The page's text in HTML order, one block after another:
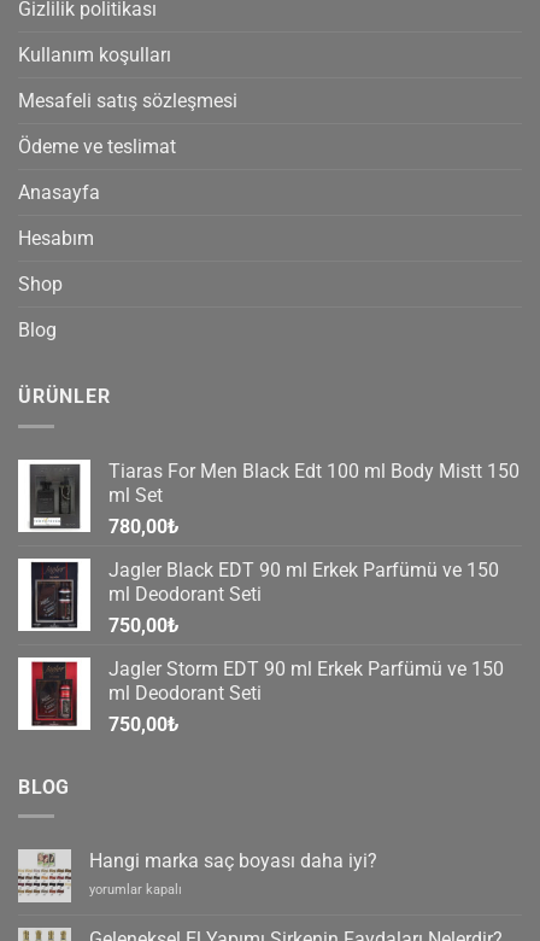
Gizlilik politikası
Kullanım koşulları
Mesafeli satış sözleşmesi
Ödeme ve teslimat
Anasayfa
Hesabım
Shop
Blog
ÜRÜNLER
Tiaras For Men Black Edt 100 ml Body Mistt 150
ml Set
780,00₺
Jagler Black EDT 90 ml Erkek Parfümü ve 150
ml Deodorant Seti
750,00₺
Jagler Storm EDT 90 ml Erkek Parfümü ve 150
ml Deodorant Seti
750,00₺
BLOG
Hangi marka saç boyası daha iyi?
Hangi
saç
yorumlar kapalı